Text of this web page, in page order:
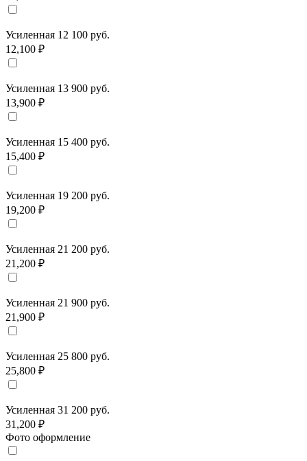
Усиленная 12 100 руб.
12,100 ₽
Усиленная 13 900 руб.
13,900 ₽
Усиленная 15 400 руб.
15,400 ₽
Усиленная 19 200 руб.
19,200 ₽
Усиленная 21 200 руб.
21,200 ₽
Усиленная 21 900 руб.
21,900 ₽
Усиленная 25 800 руб.
25,800 ₽
Усиленная 31 200 руб.
31,200 ₽
Фото оформление